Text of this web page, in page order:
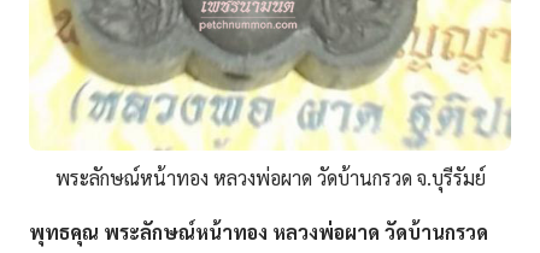
พระลักษณ์หน้าทอง หลวงพ่อผาด วัดบ้านกรวด จ.บุรีรัมย์
พุทธคุณ พระลักษณ์หน้าทอง หลวงพ่อผาด วัดบ้านกรวด